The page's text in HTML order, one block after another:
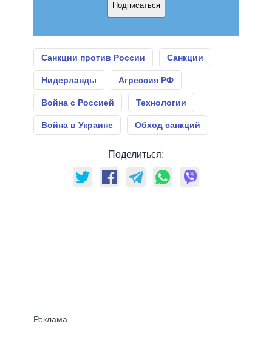
Подписаться
Санкции против России Санкции
Нидерланды Агрессия РФ
Война с Россией Технологии
Война в Украине Обход санкций
Поделиться: